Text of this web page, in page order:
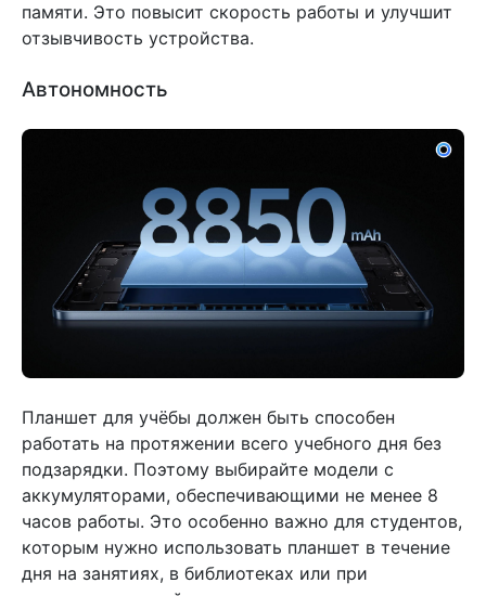
памяти. Это повысит скорость работы и улучшит
отзывчивость устройства.
Автономность
Планшет для учёбы должен быть способен
работать на протяжении всего учебного дня без
подзарядки. Поэтому выбирайте модели с
аккумуляторами, обеспечивающими не менее 8
часов работы. Это особенно важно для студентов,
которым нужно использовать планшет в течение
дня на занятиях, в библиотеках или при